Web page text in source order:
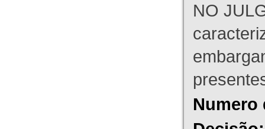
NO
Numero